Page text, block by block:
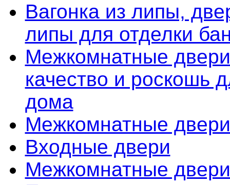
Вагонка из липы,
липы для отделки
Межкомнатные
качество и роскошь
дома
Межкомнатные двери
Входные двери
Межкомнатные